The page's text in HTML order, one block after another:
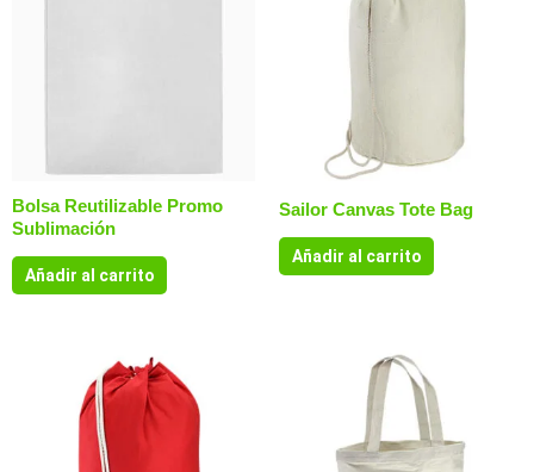
Bolsa Reutilizable Promo
Sublimación
Añadir al carrito
Sailor Canvas Tote Bag
Añadir al carrito